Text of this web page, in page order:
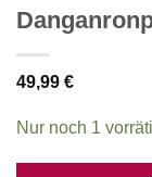
49,99 €
Nur noch 1